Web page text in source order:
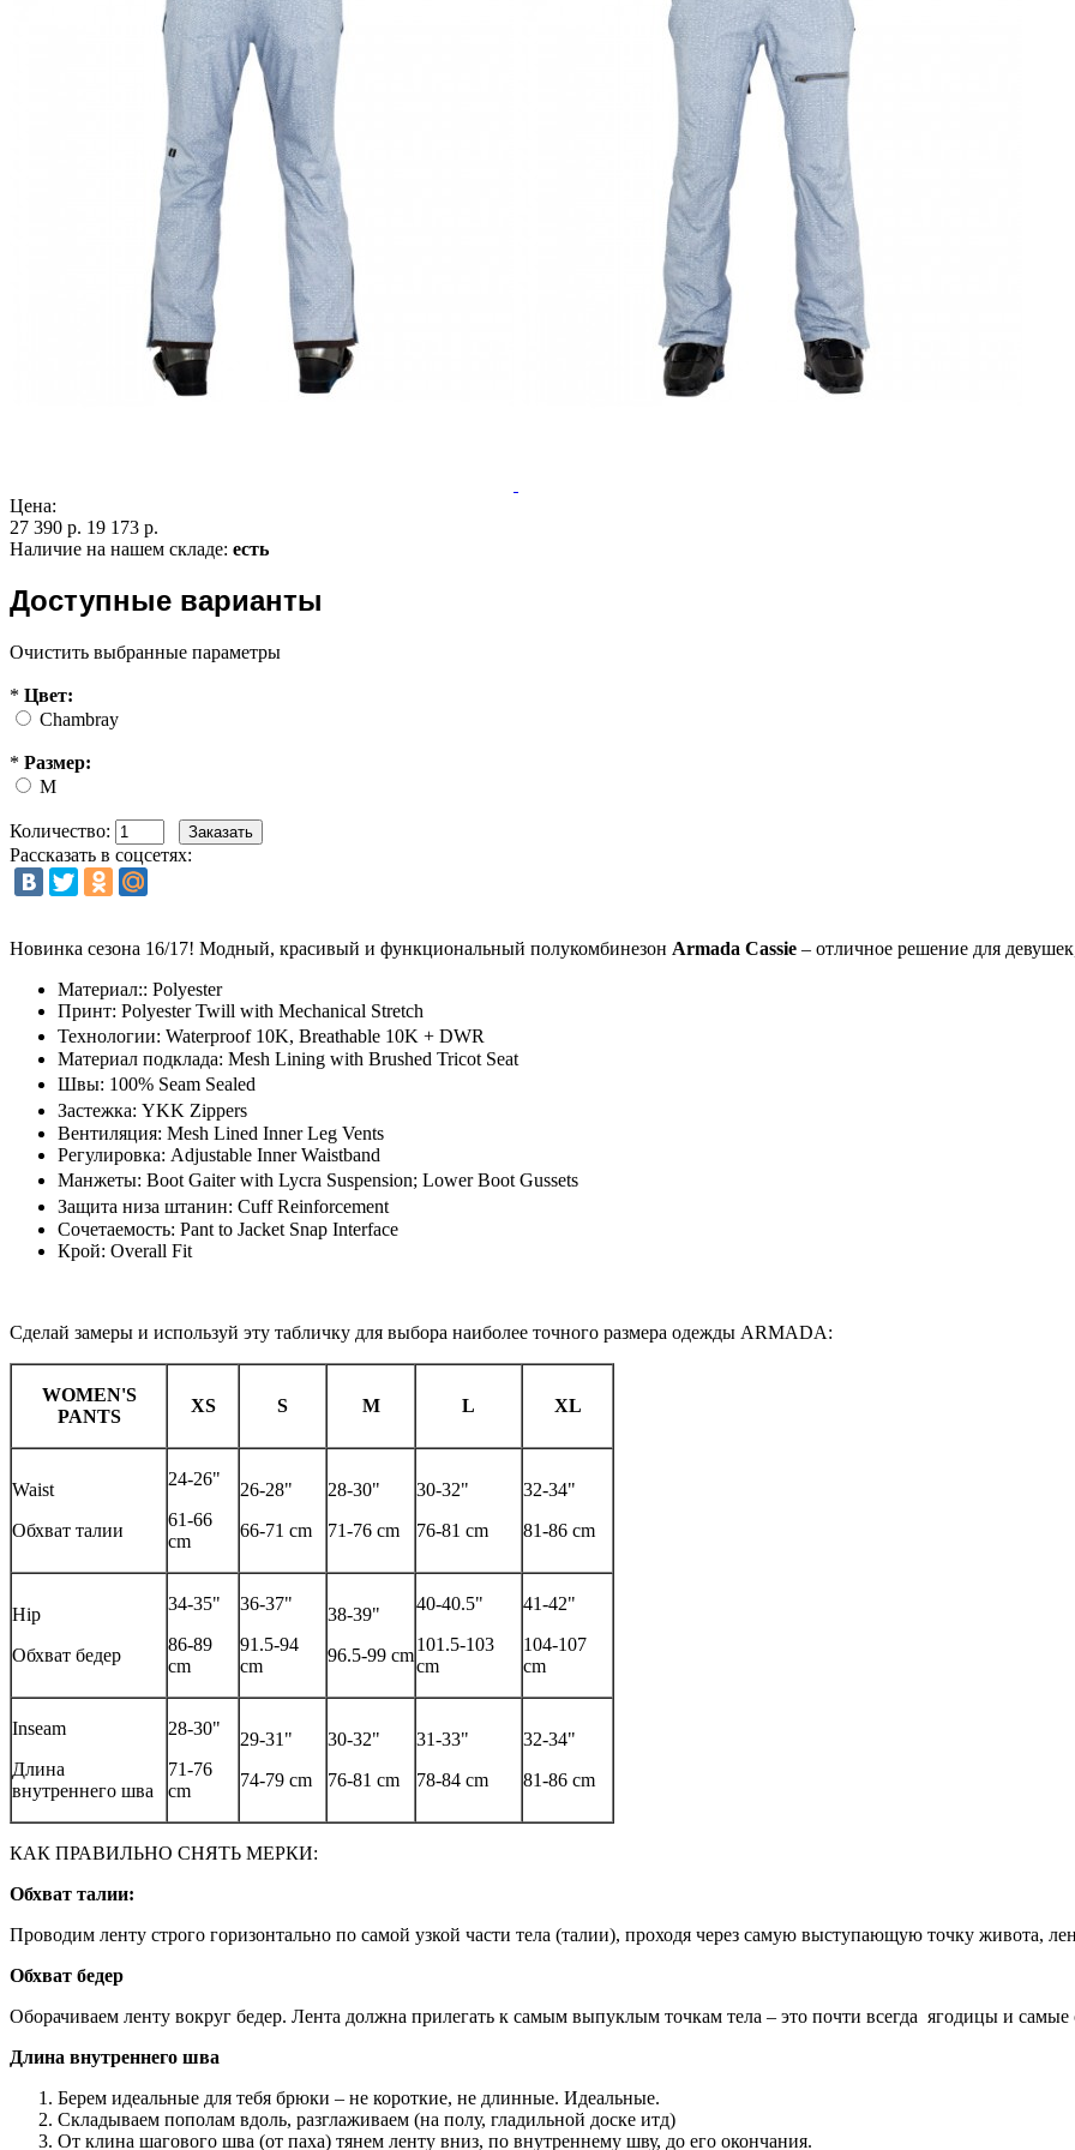
Цена:
27 390 р. 19 173 р.
Наличие на нашем складе: есть
Доступные варианты
Очистить выбранные параметры
* Цвет:
Chambray
* Размер:
M
Количество:
Рассказать в соцсетях:
Новинка сезона 16/17! Модный, красивый и функциональный полукомбинезон Armada Cassie – отличное решение для
Материал:: Polyester
Принт: Polyester Twill with Mechanical Stretch
Технологии: Waterproof 10K, Breathable 10K + DWR
Материал подклада: Mesh Lining with Brushed Tricot Seat
Швы: 100% Seam Sealed
Застежка: YKK Zippers
Вентиляция: Mesh Lined Inner Leg Vents
Регулировка: Adjustable Inner Waistband
Манжеты: Boot Gaiter with Lycra Suspension; Lower Boot Gussets
Защита низа штанин: Cuff Reinforcement
Сочетаемость: Pant to Jacket Snap Interface
Крой: Overall Fit
Сделай замеры и используй эту табличку для выбора наиболее точного размера одежды ARMADA:
WOMEN'S
PANTS
XS S M L XL
Waist
Обхват талии
24-26"
61-66
cm
26-28"
66-71 cm
28-30"
71-76 cm
30-32"
76-81 cm
32-34"
81-86 cm
Hip
Обхват бедер
34-35"
86-89
cm
36-37"
91.5-94
cm
38-39"
96.5-99 cm
40-40.5"
101.5-103
cm
41-42"
104-107
cm
Inseam
Длина
внутреннего шва
28-30"
71-76
cm
29-31"
74-79 cm
30-32"
76-81 cm
31-33"
78-84 cm
32-34"
81-86 cm
КАК ПРАВИЛЬНО СНЯТЬ МЕРКИ:
Обхват талии:
Проводим ленту строго горизонтально по самой узкой части тела (талии), проходя через самую выступающую точку живота,
Обхват бедер
Оборачиваем ленту вокруг бедер. Лента должна прилегать к самым выпуклым точкам тела – это почти всегда ягодицы и
Длина внутреннего шва
Берем идеальные для тебя брюки – не короткие, не длинные. Идеальные.
Складываем пополам вдоль, разглаживаем (на полу, гладильной доске итд)
От клина шагового шва (от паха) тянем ленту вниз, по внутреннему шву, до его окончания.